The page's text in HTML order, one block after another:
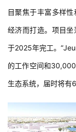
目聚焦于丰富多样
经济而打造。项目
于2025年完工。
的工作空间和
生态系统，届时将有